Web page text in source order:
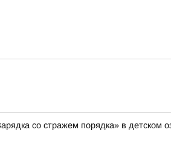
со стражем порядка» в детском